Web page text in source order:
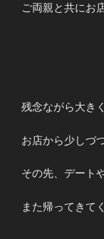
ご両親と共にお
残念ながら大き
お店から少しづ
その先、デート
また帰ってきて